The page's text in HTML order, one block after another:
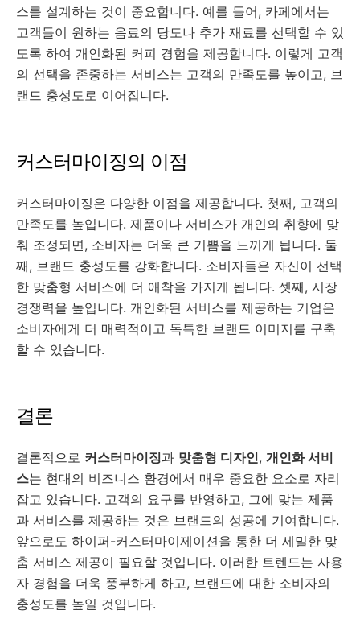
스를 설계하는 것이 중요합니다. 예를 들어, 카페에서는
고객들이 원하는 음료의 당도나 추가 재료를 선택할 수 있
도록 하여 개인화된 커피 경험을 제공합니다. 이렇게 고객
의 선택을 존중하는 서비스는 고객의 만족도를 높이고, 브
랜드 충성도로 이어집니다.
커스터마이징의 이점
커스터마이징은 다양한 이점을 제공합니다. 첫째, 고객의
만족도를 높입니다. 제품이나 서비스가 개인의 취향에 맞
춰 조정되면, 소비자는 더욱 큰 기쁨을 느끼게 됩니다. 둘
째, 브랜드 충성도를 강화합니다. 소비자들은 자신이 선택
한 맞춤형 서비스에 더 애착을 가지게 됩니다. 셋째, 시장
경쟁력을 높입니다. 개인화된 서비스를 제공하는 기업은
소비자에게 더 매력적이고 독특한 브랜드 이미지를 구축
할 수 있습니다.
결론
결론적으로 커스터마이징과 맞춤형 디자인, 개인화 서비
스는 현대의 비즈니스 환경에서 매우 중요한 요소로 자리
잡고 있습니다. 고객의 요구를 반영하고, 그에 맞는 제품
과 서비스를 제공하는 것은 브랜드의 성공에 기여합니다.
앞으로도 하이퍼-커스터마이제이션을 통한 더 세밀한 맞
춤 서비스 제공이 필요할 것입니다. 이러한 트렌드는 사용
자 경험을 더욱 풍부하게 하고, 브랜드에 대한 소비자의
충성도를 높일 것입니다.